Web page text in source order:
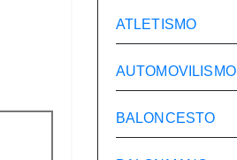
ATLETISMO
AUTOMOVILISMO
BALONCESTO